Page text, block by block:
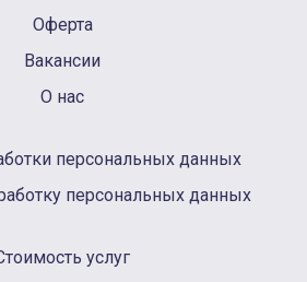
Оферта
Вакансии
О нас
персональных данных
персональных данных
услуг